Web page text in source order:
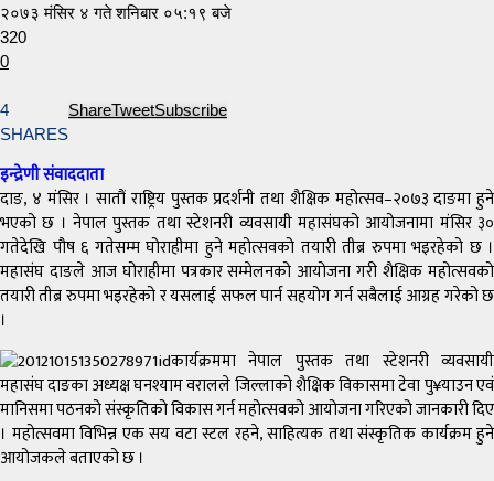
२०७३ मंसिर ४ गते शनिबार ०५:१९ बजे
320
0
4
SHARES
ShareTweetSubscribe
इन्द्रेणी संवाददाता
दाङ, ४ मंसिर । सातौं राष्ट्रिय पुस्तक प्रदर्शनी तथा शैक्षिक महोत्सव–२०७३ दाङमा हुने
भएको छ । नेपाल पुस्तक तथा स्टेशनरी व्यवसायी महासंघको आयोजनामा मंसिर ३०
गतेदेखि पौष ६ गतेसम्म घोराहीमा हुने महोत्सवको तयारी तीब्र रुपमा भइरहेको छ ।
महासंघ दाङले आज घोराहीमा पत्रकार सम्मेलनको आयोजना गरी शैक्षिक महोत्सवको
तयारी तीब्र रुपमा भइरहेको र यसलाई सफल पार्न सहयोग गर्न सबैलाई आग्रह गरेको छ
।
कार्यक्रममा नेपाल पुस्तक तथा स्टेशनरी व्यवसायी
महासंघ दाङका अध्यक्ष घनश्याम वरालले जिल्लाको शैक्षिक विकासमा टेवा पु¥याउन एवं
मानिसमा पठनको संस्कृतिको विकास गर्न महोत्सवको आयोजना गरिएको जानकारी दिए
। महोत्सवमा विभिन्न एक सय वटा स्टल रहने, साहित्यक तथा संस्कृतिक कार्यक्रम हुने
आयोजकले बताएको छ ।